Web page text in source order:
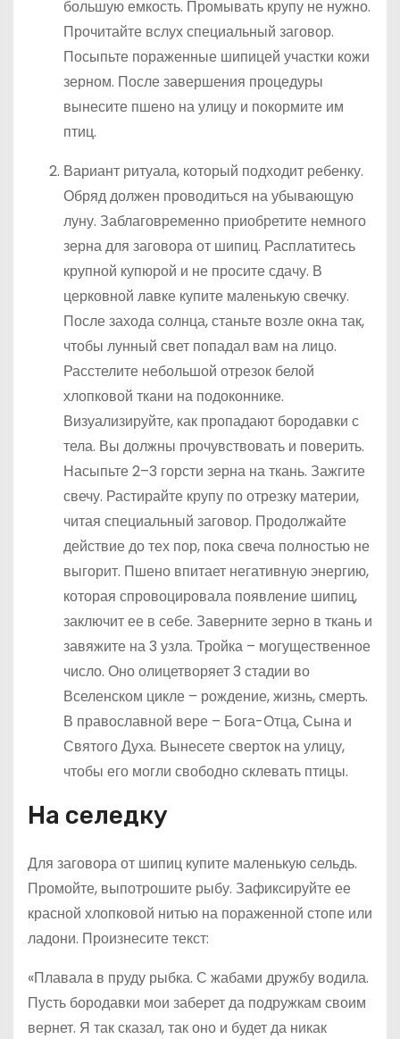
большую емкость. Промывать крупу не нужно.
Прочитайте вслух специальный заговор.
Посыпьте пораженные шипицей участки кожи
зерном. После завершения процедуры
вынесите пшено на улицу и покормите им
птиц.
Вариант ритуала, который подходит ребенку.
Обряд должен проводиться на убывающую
луну. Заблаговременно приобретите немного
зерна для заговора от шипиц. Расплатитесь
крупной купюрой и не просите сдачу. В
церковной лавке купите маленькую свечку.
После захода солнца, станьте возле окна так,
чтобы лунный свет попадал вам на лицо.
Расстелите небольшой отрезок белой
хлопковой ткани на подоконнике.
Визуализируйте, как пропадают бородавки с
тела. Вы должны прочувствовать и поверить.
Насыпьте 2–3 горсти зерна на ткань. Зажгите
свечу. Растирайте крупу по отрезку материи,
читая специальный заговор. Продолжайте
действие до тех пор, пока свеча полностью не
выгорит. Пшено впитает негативную энергию,
которая спровоцировала появление шипиц,
заключит ее в себе. Заверните зерно в ткань и
завяжите на 3 узла. Тройка – могущественное
число. Оно олицетворяет 3 стадии во
Вселенском цикле – рождение, жизнь, смерть.
В православной вере – Бога-Отца, Сына и
Святого Духа. Вынесете сверток на улицу,
чтобы его могли свободно склевать птицы.
На селедку
Для заговора от шипиц купите маленькую сельдь.
Промойте, выпотрошите рыбу. Зафиксируйте ее
красной хлопковой нитью на пораженной стопе или
ладони. Произнесите текст:
«Плавала в пруду рыбка. С жабами дружбу водила.
Пусть бородавки мои заберет да подружкам своим
вернет. Я так сказал, так оно и будет да никак